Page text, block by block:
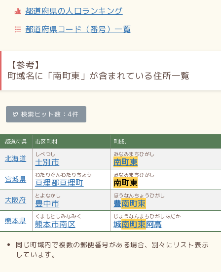
都道府県の人口ランキング
都道府県コード（番号）一覧
【参考】
町域名に「南町東」が含まれている住所一覧
検索ヒット数：4件
都道府県 市区町村 町域.
北海道 しべつし
士別市
みなみまちひがし
南町東
宮城県 わたりぐんわたりちょう
亘理郡亘理町
みなみまちひがし
南町東
大阪府 とよなかし
豊中市
ほうなんちょうひがし
豊南町東
熊本県 くまもとしみなみく
熊本市南区
じょうなんまちひがしあだか
城南町東阿高
同じ町域内で複数の郵便番号がある場合、別々にリスト表示
しています。